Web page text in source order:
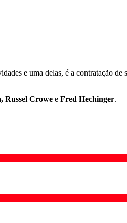
e uma delas, é a contratação
Russel Crowe e Fred Hechinger.